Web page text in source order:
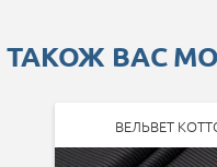
ТАКОЖ ВАС
ВЕЛЬВЕТ